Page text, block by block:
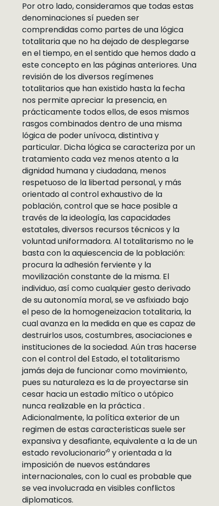
Por otro lado, consideramos que todas estas
denominaciones sí pueden ser
comprendidas como partes de una lógica
totalitaria que no ha dejado de desplegarse
en el tiempo, en el sentido que hemos dado a
este concepto en las páginas anteriores. Una
revisión de los diversos regímenes
totalitarios que han existido hasta la fecha
nos permite apreciar la presencia, en
prácticamente todos ellos, de esos mismos
rasgos combinados dentro de una misma
lógica de poder unívoca, distintiva y
particular. Dicha lógica se caracteriza por un
tratamiento cada vez menos atento a la
dignidad humana y ciudadana, menos
respetuoso de la libertad personal, y más
orientado al control exhaustivo de la
población, control que se hace posible a
través de la ideología, las capacidades
estatales, diversos recursos técnicos y la
voluntad uniformadora. Al totalitarismo no le
basta con la aquiescencia de la población:
procura la adhesión ferviente y la
movilización constante de la misma. El
individuo, así como cualquier gesto derivado
de su autonomía moral, se ve asfixiado bajo
el peso de la homogeneizacion totalitaria, la
cual avanza en la medida en que es capaz de
destruirlos usos, costumbres, asociaciones e
instituciones de la sociedad. Aún tras hacerse
con el control del Estado, el totalitarismo
jamás deja de funcionar como movimiento,
pues su naturaleza es la de proyectarse sin
cesar hacia un estadio mítico o utópico
nunca realizable en la práctica .
Adicionalmente, la política exterior de un
regimen de estas caracteristicas suele ser
expansiva y desafiante, equivalente a la de un
estado revolucionario¹⁰ y orientada a la
imposición de nuevos estándares
internacionales, con lo cual es probable que
se vea involucrada en visibles conflictos
diplomaticos.